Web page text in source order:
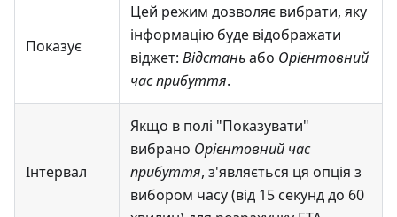
Показує
Цей режим дозволяє вибрати, яку
інформацію буде відображати
віджет: Відстаньабо Орієнтовний
час прибуття.
Інтервал
Якщо в полі "Показувати"
вибрано Орієнтовний час
прибуття, з'являється ця опція з
вибором часу (від 15 секунд до 60